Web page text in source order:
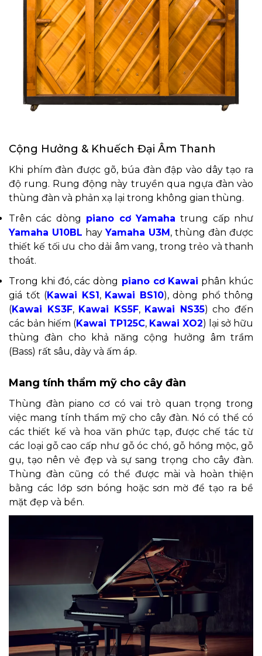
Cộng Hưởng & Khuếch Đại Âm Thanh
Khi phím đàn được gõ, búa đàn đập vào dây tạo ra
độ rung. Rung động này truyền qua ngựa đàn vào
thùng đàn và phản xạ lại trong không gian thùng.
Trên các dòng piano cơ Yamahatrung cấp như
Yamaha U10BL hayYamaha U3M, thùng đàn được
thiết kế tối ưu cho dải âm vang, trong trẻo và thanh
thoát.
Trong khi đó, các dòng piano cơ Kawai phân khúc
giá tốt (Kawai KS1, Kawai BS10), dòng phổ thông
(Kawai KS3F, Kawai KS5F, Kawai NS35) cho đến
các bản hiếm (Kawai TP125C, Kawai XO2) lại sở hữu
thùng đàn cho khả năng cộng hưởng âm trầm
(Bass) rất sâu, dày và ấm áp.
Mang tính thẩm mỹ cho cây đàn
Thùng đàn piano cơ có vai trò quan trọng trong
việc mang tính thẩm mỹ cho cây đàn. Nó có thể có
các thiết kế và hoa văn phức tạp, được chế tác từ
các loại gỗ cao cấp như gỗ óc chó, gỗ hồng mộc, gỗ
gụ, tạo nên vẻ đẹp và sự sang trọng cho cây đàn.
Thùng đàn cũng có thể được mài và hoàn thiện
bằng các lớp sơn bóng hoặc sơn mờ để tạo ra bề
mặt đẹp và bền.